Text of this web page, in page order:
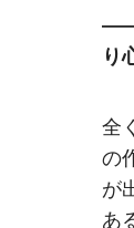
――
り
全
の
が
あ